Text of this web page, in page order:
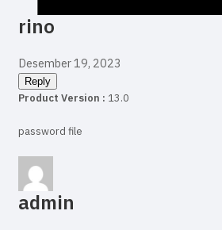
rino
Desember 19, 2023
Reply
Product Version : 13.0
password file
admin